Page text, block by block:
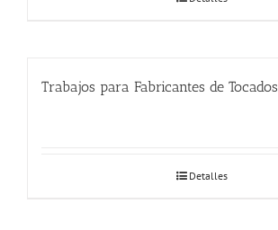
Trabajos para Fabricantes de Tocados
Detalles